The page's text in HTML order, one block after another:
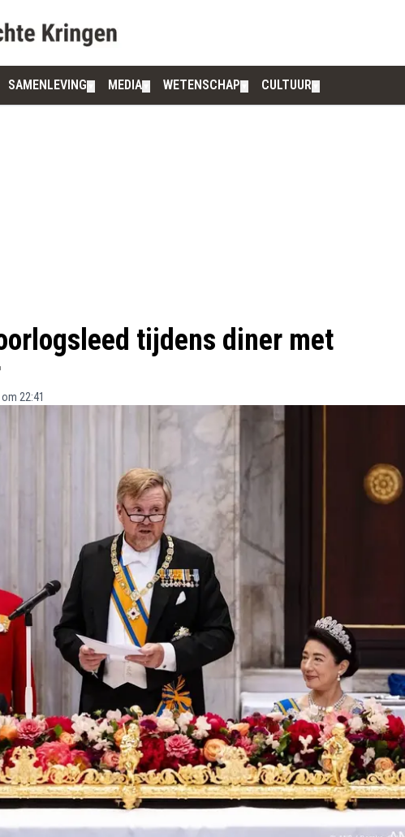
SAMENLEVING MEDIA WETENSCHAP CULTUUR
tijdens diner met
22:41